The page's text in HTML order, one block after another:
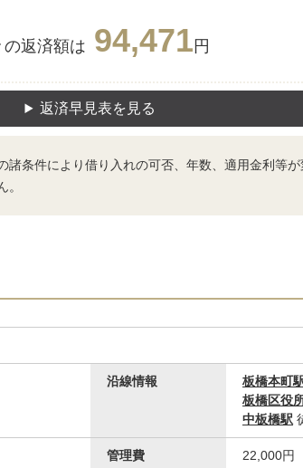
の返済額は 94,471円
返済早見表を見る
条件により借り入れの可否、年数、適用金利等が
沿線情報 板橋本町
板橋区役
中板橋駅
管理費 22,000円